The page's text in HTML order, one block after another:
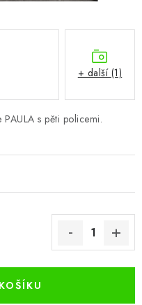
s pěti policemi.
+ další (1)